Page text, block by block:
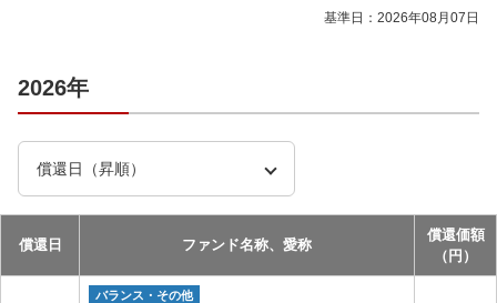
基準日：2026年08月07日
2026年
償還日 ファンド名称、愛称
償還価額
（円）
バランス・その他